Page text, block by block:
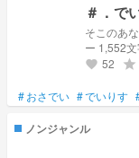
＃．で
そこのあ
ー 1,552
favorite 52 grade
#おさでい #でいりす
ノンジャンル